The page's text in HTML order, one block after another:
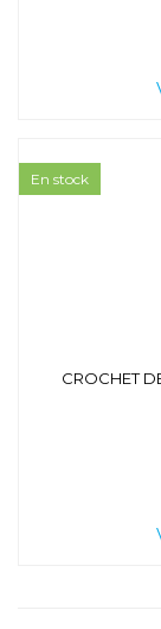
CROCHET
En stock